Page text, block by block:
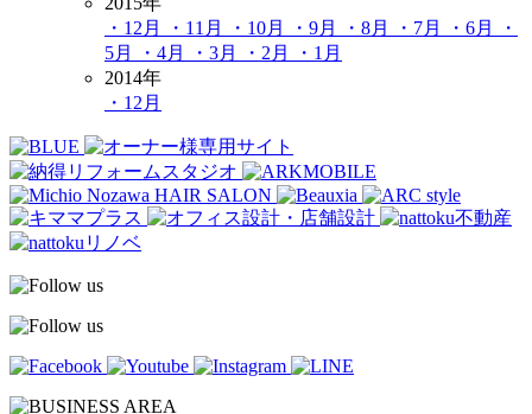
・12月
・11月 ・10月 ・9月 ・8月 ・7月 ・6月
・
5月
・4月 ・3月 ・2月
・1月
2014年
・12月